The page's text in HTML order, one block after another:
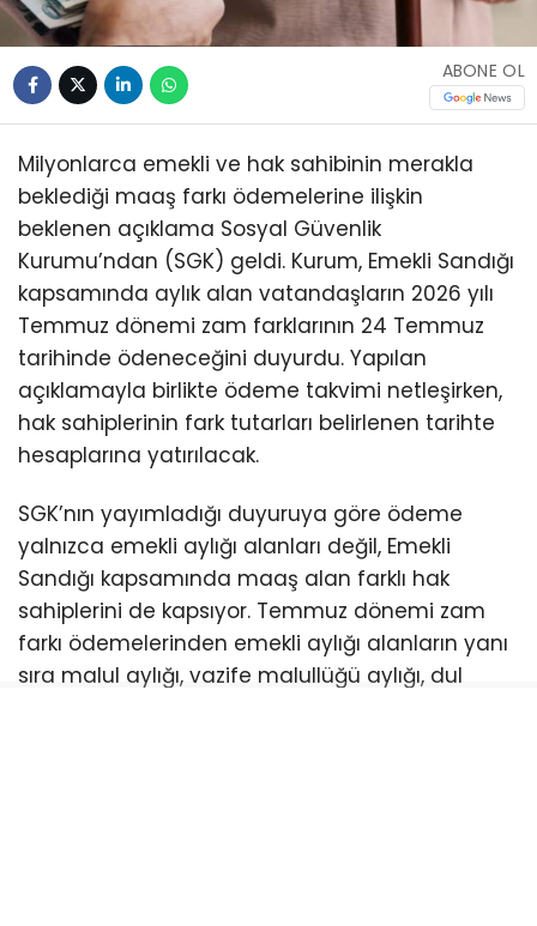
ABONE OL
Milyonlarca emekli ve hak sahibinin merakla
beklediği maaş farkı ödemelerine ilişkin
beklenen açıklama Sosyal Güvenlik
Kurumu’ndan (SGK) geldi. Kurum, Emekli Sandığı
kapsamında aylık alan vatandaşların 2026 yılı
Temmuz dönemi zam farklarının 24 Temmuz
tarihinde ödeneceğini duyurdu. Yapılan
açıklamayla birlikte ödeme takvimi netleşirken,
hak sahiplerinin fark tutarları belirlenen tarihte
hesaplarına yatırılacak.
SGK’nın yayımladığı duyuruya göre ödeme
yalnızca emekli aylığı alanları değil, Emekli
Sandığı kapsamında maaş alan farklı hak
sahiplerini de kapsıyor. Temmuz dönemi zam
farkı ödemelerinden emekli aylığı alanların yanı
sıra malul aylığı, vazife malullüğü aylığı, dul